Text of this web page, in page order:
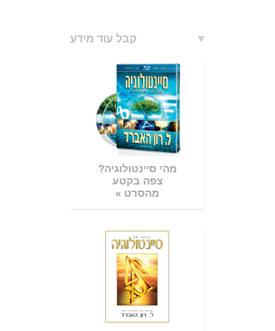
קבל עוד מידע
מהי סיינטולוגיה?
צפה בקטע
מהסרט »